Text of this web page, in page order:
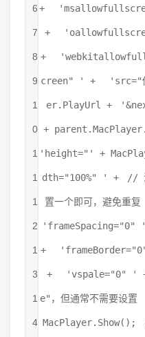
6
7
8
9
1
0
1
1
1
2
1
3
1
4
+
+
+
creen" ' + 'src="
er.PlayUrl +
+
'height="' +
dth="100%" ' + //
置一个即可，避免重
'frameSpacing="0" '
+
+ 'vspale="0" '
e"，但通常不需要设置
MacPlayer.Show();